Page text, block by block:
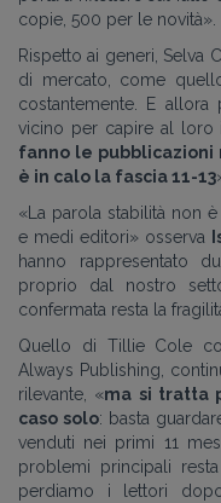
copie, 500 per le novità».
Rispetto ai generi, Selva
di mercato, come
costantemente. E allora
vicino per capire al loro
fanno le
è in calo la fascia 11-13
«La parola stabilità non
e medi editori» osserva
hanno rappresentato
proprio dal nostro
confermata resta la
Quello di Tillie Cole
Always Publishing,
rilevante, «ma si tratta
caso solo: basta
venduti nei primi 11
problemi principali
perdiamo i lettori